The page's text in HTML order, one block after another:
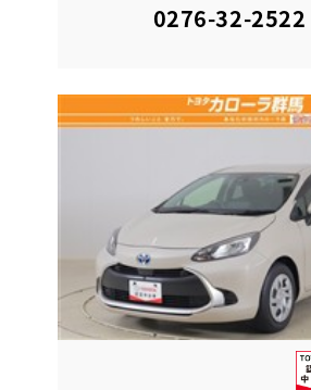
0276-32-2522